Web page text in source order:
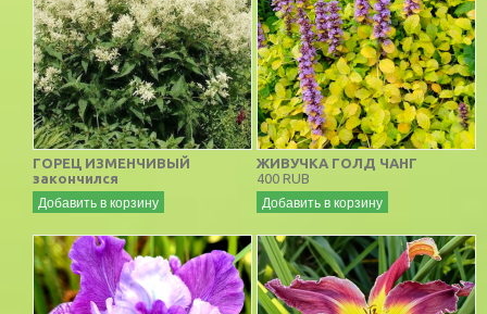
ГОРЕЦ ИЗМЕНЧИВЫЙ
закончился
Добавить в корзину
ЖИВУЧКА ГОЛД ЧАНГ
400 RUB
Добавить в корзину